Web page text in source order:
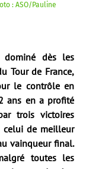
: ASO/Pauline
dominé dès les
Tour de France,
le contrôle en
ans en a profité
trois victoires
celui de meilleur
vainqueur final.
toutes les